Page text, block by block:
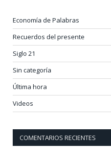
Economía de Palabras
Recuerdos del presente
Siglo 21
Sin categoría
Última hora
Videos
COMENTARIOS RECIENTES